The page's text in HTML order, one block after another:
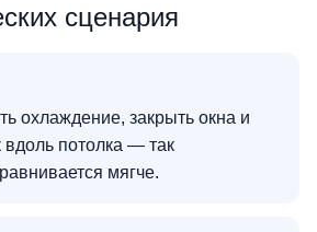
сценария
охлаждение, закрыть окна и
вдоль потолка — так
мягче.